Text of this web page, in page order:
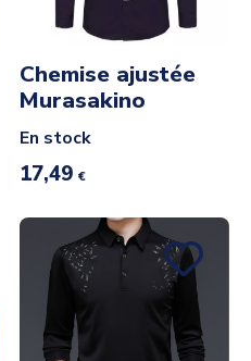
Chemise ajustée
Murasakino
En stock
17,49 €